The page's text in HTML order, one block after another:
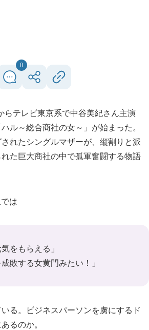
0
テレビ東京系で中谷美紀さん主演
ル～総合商社の女～」が始まった。
れたシングルマザーが、縦割りと派
た巨大商社の中で孤軍奮闘する物語
は
をもらえる」
敗する女黄門みたい！」
る。ビジネスパーソンを虜にするド
るのか。